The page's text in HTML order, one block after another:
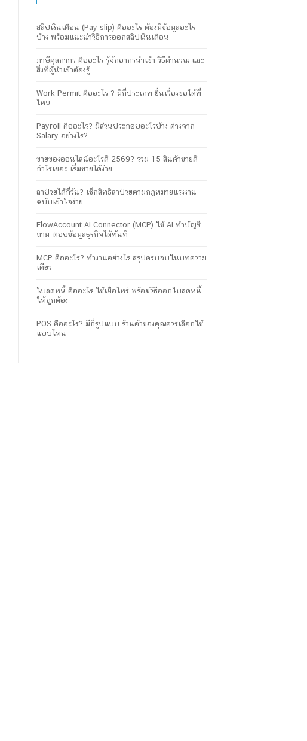
สลิปเงินเดือน (Pay slip) คืออะไร ต้องมีข้อมูลอะไร
บ้าง พร้อมแนะนำวิธีการออกสลิปเงินเดือน
ภาษีศุลกากร คืออะไร รู้จักอากรนำเข้า วิธีคำนวณ และ
สิ่งที่ผู้นำเข้าต้องรู้
Work Permit คืออะไร ? มีกี่ประเภท ยื่นเรื่องขอได้ที่
ไหน
Payroll คืออะไร? มีส่วนประกอบอะไรบ้าง ต่างจาก
Salary อย่างไร?
ขายของออนไลน์อะไรดี 2569? รวม 15 สินค้าขายดี
กำไรเยอะ เริ่มขายได้ง่าย
ลาป่วยได้กี่วัน? เช็กสิทธิลาป่วยตามกฎหมายแรงงาน
ฉบับเข้าใจง่าย
FlowAccount AI Connector (MCP) ใช้ AI ทำบัญชี
ถาม-ตอบข้อมูลธุรกิจได้ทันที
MCP คืออะไร? ทำงานอย่างไร สรุปครบจบในบทความ
เดียว
ใบลดหนี้ คืออะไร ใช้เมื่อไหร่ พร้อมวิธีออกใบลดหนี้
ให้ถูกต้อง
POS คืออะไร? มีกี่รูปแบบ ร้านค้าของคุณควรเลือกใช้
แบบไหน